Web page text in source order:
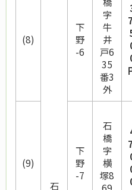
石
(8)
下
野
-6
字
牛
井
戸6
35
番3
外
(9)
下
野
-7
石
橋
字
横
塚8